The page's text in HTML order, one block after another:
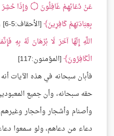
عَنْ دُعَائِهِمْ
بِعِبَادَتِهِمْ كَافِرِينَ [الأحقاف:5-6] وقال عز وجل:
اللَّهِ إِلَهًا آخَرَ لَا بُرْهَانَ لَهُ بِهِ
الْكَافِرُونَ [المؤمنون:117]
فأبان سبحانه في هذه الآيات
حقه سبحانه، وأن جميع
وأصنام وأشجار وأحجار
دعاء من دعاهم، ولو سمعوا